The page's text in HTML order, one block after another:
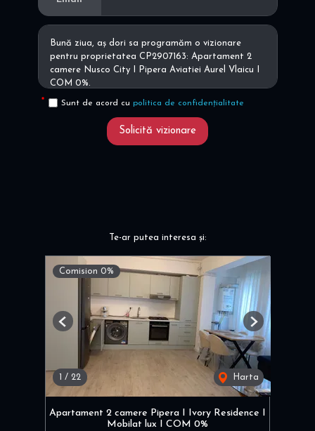
Sunt de acord cu politica de confidențialitate
Solicită vizionare
Te-ar putea interesa și:
Comision 0%
/ 22 Harta
Previous Next
Apartament 2 camere Pipera I Ivory Residence I
Mobilat lux I COM 0%